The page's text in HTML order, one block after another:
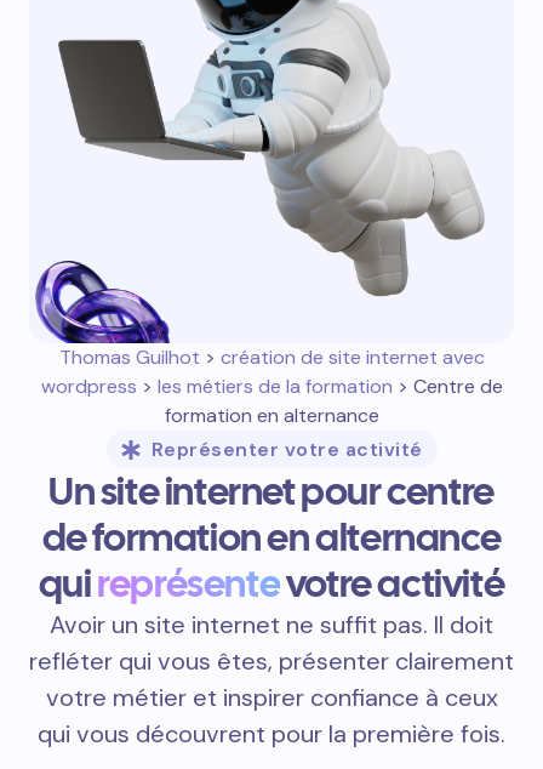
Thomas Guilhot > création de site internet avec
wordpress > les métiers de la formation > Centre de
formation en alternance
Représenter votre activité
Un site internet pour centre
de formation en alternance
quireprésentevotre activité
Avoir un site internet ne suffit pas. Il doit
refléter qui vous êtes, présenter clairement
votre métier et inspirer confiance à ceux
qui vous découvrent pour la première fois.